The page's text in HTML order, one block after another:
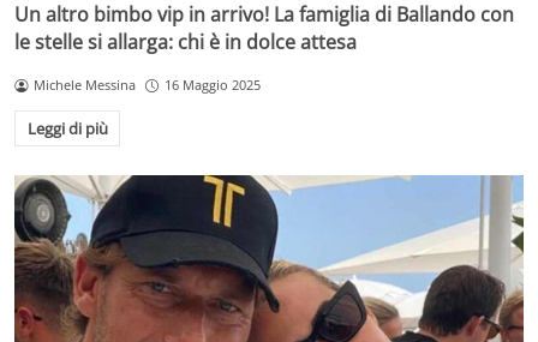
Un altro bimbo vip in arrivo! La famiglia di Ballando con
le stelle si allarga: chi è in dolce attesa
Michele Messina 16 Maggio 2025
Leggi di più